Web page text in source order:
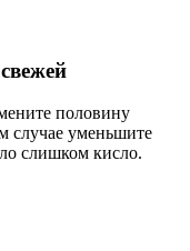
половину
случае уменьшите
слишком кисло.